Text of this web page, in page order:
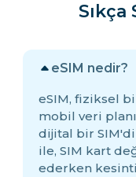
eSIM nedir?
eSIM, fiziksel
mobil veri
dijital bir
ile, SIM kart
ederken